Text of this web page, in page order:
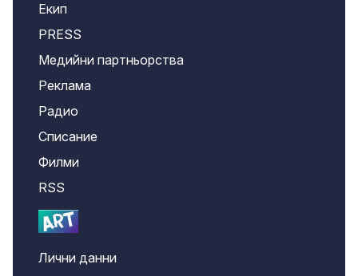
Екип
PRESS
Медийни партньорства
Реклама
Радио
Списание
Филми
RSS
Лични данни